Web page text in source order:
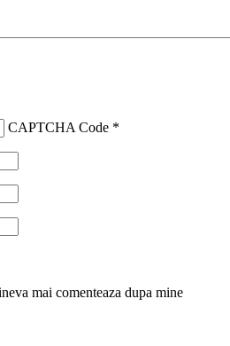
CAPTCHA Code *
mai comenteaza dupa mine